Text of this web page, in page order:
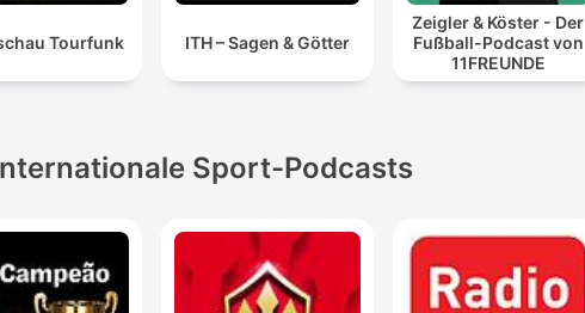
Tourfunk ITH – Sagen & Götter
Zeigler & Köster - Der
Fußball-Podcast von
11FREUNDE
Sport-Podcasts